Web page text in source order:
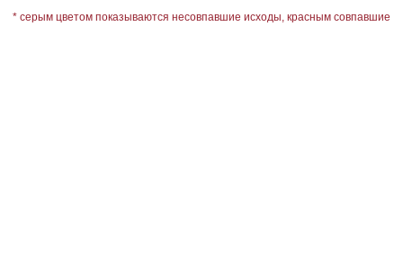
* серым цветом показываются несовпавшие исходы, красным совпавшие